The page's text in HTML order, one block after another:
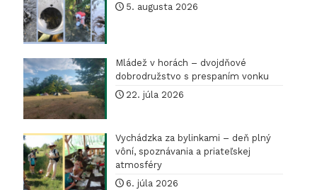
5. augusta 2026
Mládež v horách – dvojdňové
dobrodružstvo s prespaním vonku
22. júla 2026
Vychádzka za bylinkami – deň plný
vôní, spoznávania a priateľskej
atmosféry
6. júla 2026